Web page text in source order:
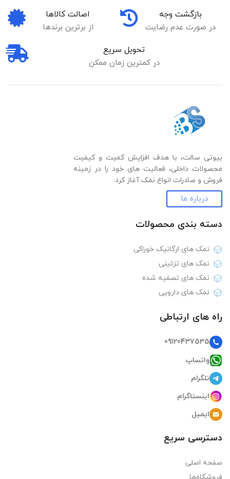
بازگشت وجه
در صورت عدم رضایت
اصالت کالاها
از برترین برندها
تحویل سریع
در کمترین زمان ممکن
بیوتی سالت، با هدف افزایش کمیت و کیفیت
محصولات داخلی، فعالیت های خود را در زمینه
فروش و صادرات انواع نمک آغاز کرد.
درباره ما
دسته بندی‌ محصولات
نمک های ارگانیک خوراکی
نمک های تزئینی
نمک های تصفیه شده
نمک های دارویی
راه های ارتباطی
09120437535
واتساپ
تلگرام
اینستاگرام
ایمیل
دسترسی سریع
صفحه اصلی